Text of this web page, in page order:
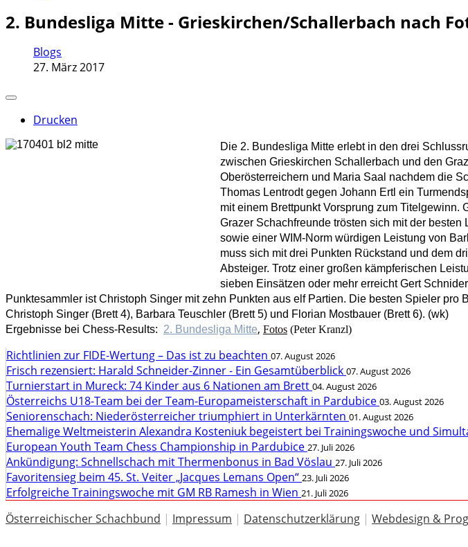
2. Bundesliga Mitte - Grieskirchen/Schallerbach nach
Blogs
27. März 2017
Drucken
Die 2. Bundesliga Mitte erlebt in den drei
zwischen Grieskirchen Schallerbach und den
Oberösterreichern und Maria Saal nachdem die
Thomas Lentrodt gegen Johann Ertl ein
mit einem Brettpunkt Vorsprung zum
Grazer Schachfreunde trösten sich mit der
sowie einer WIM-Norm würdigen Leistung von
muss sich mit drei Punkten Rückstand und dem
Absteiger. Trotz einer großen kämpferischen
sieben Einsätzen oder mehr erreicht Gert
Punktesammler ist Christoph Singer mit zehn Punkten aus elf Partien. Die besten Spieler
Christoph Singer (Brett 4), Barbara Teuschler (Brett 5) und Florian Mostbauer (Brett 6). (wk)
Ergebnisse bei Chess-Results: 2. Bundesliga Mitte, Fotos (Peter Kranzl)
Richtlinien zur FIDE-Wertung – Das ist zu beachten 07. August 2026
Frisch rezensiert: Harald Schneider-Zinner - Ein Gesamtüberblick 07. August 2026
Turnierstart in Mureck: 74 Kinder aus 6 Nationen am Brett 04. August 2026
Österreichs U18-Team bei der Team-Europameisterschaft in Pardubice 03. August 2026
Seniorenschach: Niederösterreicher triumphiert in Unterkärnten 01. August 2026
Ehemalige Weltmeisterin Alexandra Kosteniuk begeistert bei Trainingswoche und
European Youth Team Chess Championship in Pardubice 27. Juli 2026
Ankündigung: Schnellschach mit Thermenbonus in Bad Vöslau 27. Juli 2026
Favoritensieg beim 45. St. Veiter „Jacques Lemans Open“ 23. Juli 2026
Erfolgreiche Trainingswoche mit GM RB Ramesh in Wien 21. Juli 2026
Österreichischer Schachbund | Impressum | Datenschutzerklärung | Webdesign &